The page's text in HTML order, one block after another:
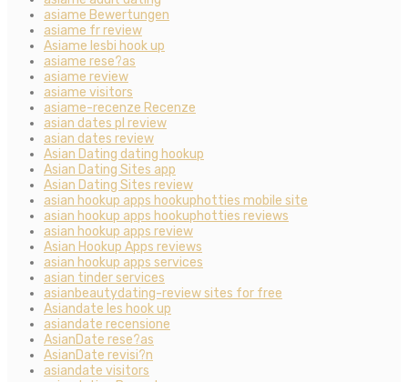
asiame Bewertungen
asiame fr review
Asiame lesbi hook up
asiame rese?as
asiame review
asiame visitors
asiame-recenze Recenze
asian dates pl review
asian dates review
Asian Dating dating hookup
Asian Dating Sites app
Asian Dating Sites review
asian hookup apps hookuphotties mobile site
asian hookup apps hookuphotties reviews
asian hookup apps review
Asian Hookup Apps reviews
asian hookup apps services
asian tinder services
asianbeautydating-review sites for free
Asiandate les hook up
asiandate recensione
AsianDate rese?as
AsianDate revisi?n
asiandate visitors